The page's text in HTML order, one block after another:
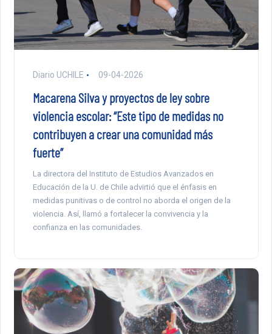
Diario UCHILE 09-04-2026
Macarena Silva y proyectos de ley sobre
violencia escolar: “Este tipo de medidas no
contribuyen a crear una comunidad más
fuerte”
La directora del Instituto de Estudios Avanzados en
Educación de la U. de Chile advirtió que el énfasis en
medidas punitivas o de control no aborda el origen de la
violencia. Así, llamó a fortalecer la convivencia y la
confianza en las comunidades.